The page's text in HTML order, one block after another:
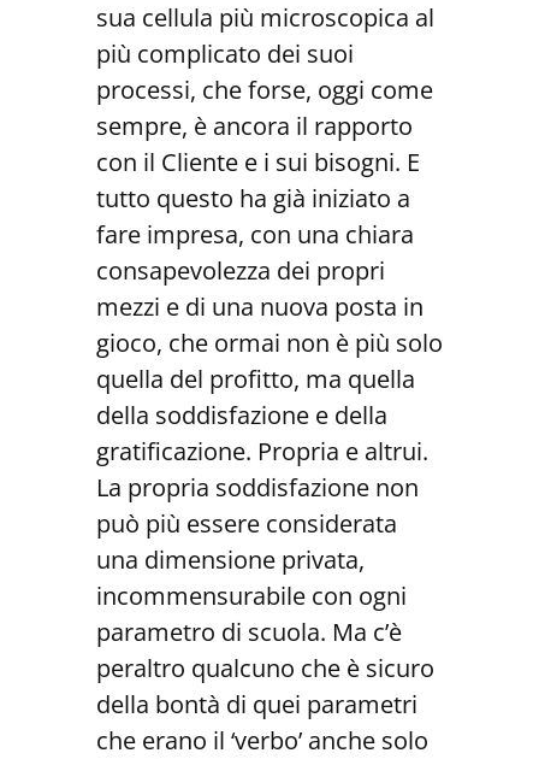
sua cellula più microscopica al
più complicato dei suoi
processi, che forse, oggi come
sempre, è ancora il rapporto
con il Cliente e i sui bisogni. E
tutto questo ha già iniziato a
fare impresa, con una chiara
consapevolezza dei propri
mezzi e di una nuova posta in
gioco, che ormai non è più solo
quella del profitto, ma quella
della soddisfazione e della
gratificazione. Propria e altrui.
La propria soddisfazione non
può più essere considerata
una dimensione privata,
incommensurabile con ogni
parametro di scuola. Ma c’è
peraltro qualcuno che è sicuro
della bontà di quei parametri
che erano il ‘verbo’ anche solo